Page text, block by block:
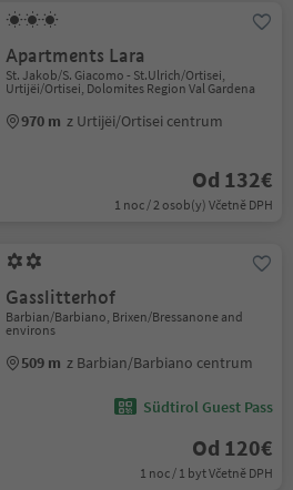
Apartments Lara
St. Jakob/S. Giacomo - St.Ulrich/Ortisei,
Urtijëi/Ortisei, Dolomites Region Val Gardena
970 m z Urtijëi/Ortisei centrum
Od 132€
1 noc / 2 osob(y) Včetně DPH
Gasslitterhof
Barbian/Barbiano, Brixen/Bressanone and
environs
509 m z Barbian/Barbiano centrum
Südtirol Guest Pass
Od 120€
1 noc / 1 byt Včetně DPH